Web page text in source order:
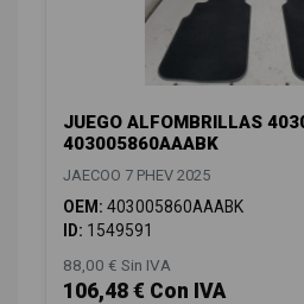
JUEGO ALFOMBRILLAS
403005860AAABK
JAECOO 7 PHEV 2025
OEM: 403005860AAABK
ID: 1549591
88,00 € Sin IVA
106,48 € Con IVA